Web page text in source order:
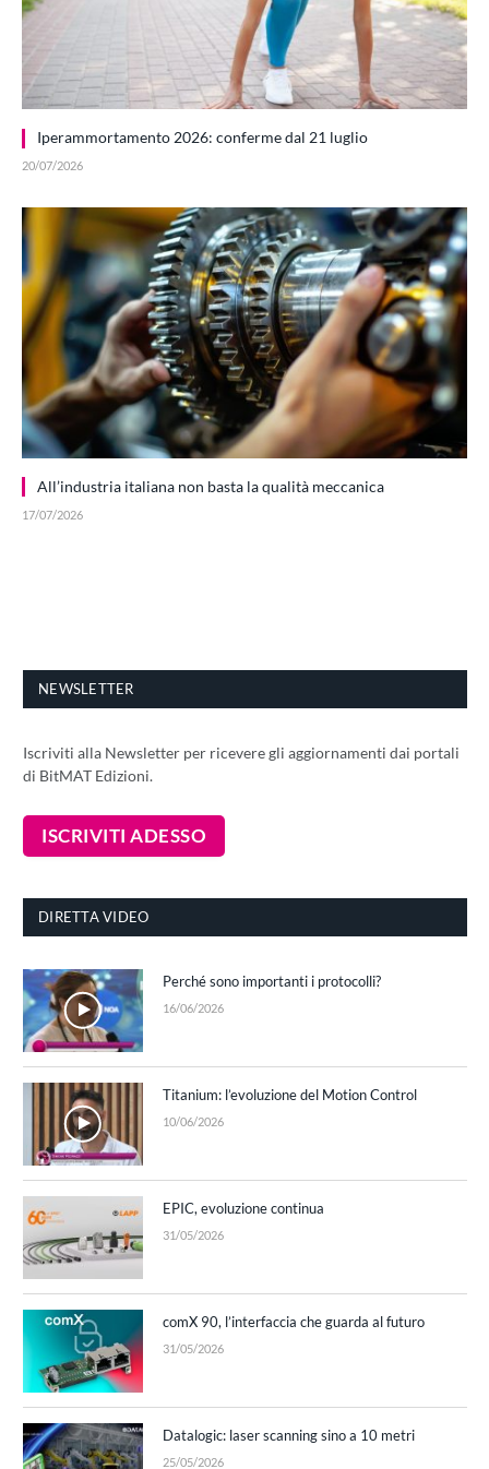
Iperammortamento 2026: conferme dal 21 luglio
20/07/2026
All’industria italiana non basta la qualità meccanica
17/07/2026
NEWSLETTER
Iscriviti alla Newsletter per ricevere gli aggiornamenti dai portali
di BitMAT Edizioni.
DIRETTA VIDEO
Perché sono importanti i protocolli?
16/06/2026
Titanium: l’evoluzione del Motion Control
10/06/2026
EPIC, evoluzione continua
31/05/2026
comX 90, l’interfaccia che guarda al futuro
31/05/2026
Datalogic: laser scanning sino a 10 metri
25/05/2026